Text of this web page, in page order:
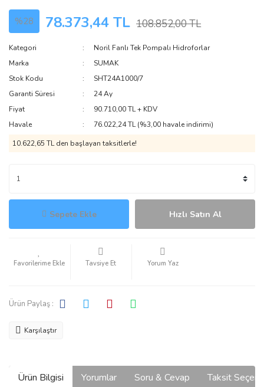
%28 78.373,44 TL 108.852,00 TL
Kategori
Noril Fanlı Tek Pompalı Hidroforlar
Marka
SUMAK
Stok Kodu
SHT24A1000/7
Garanti Süresi
24 Ay
Fiyat
90.710,00 TL + KDV
Havale
76.022,24 TL (%3,00 havale indirimi)
10.622,65 TL den başlayan taksitlerle!
Sepete Ekle Hızlı Satın Al
Tavsiye Et Yorum Yaz
Ürün Paylaş :
Karşılaştır
Ürün Bilgisi Yorumlar Soru & Cevap Taksit